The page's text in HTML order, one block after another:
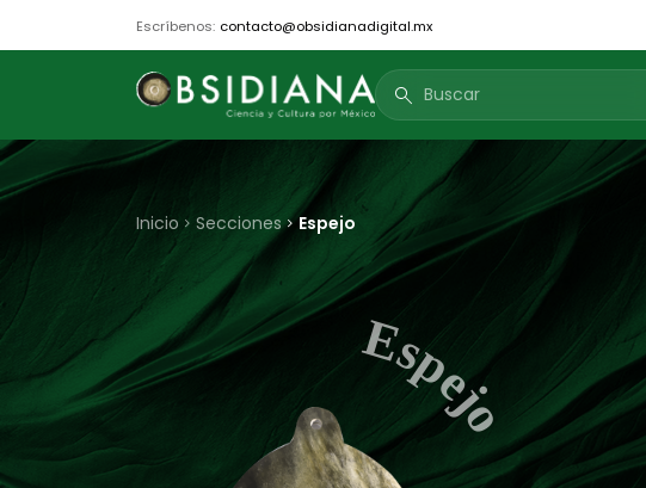
Escríbenos: contacto@obsidianadigital.mx
search
Inicio Secciones Espejo
Espejo